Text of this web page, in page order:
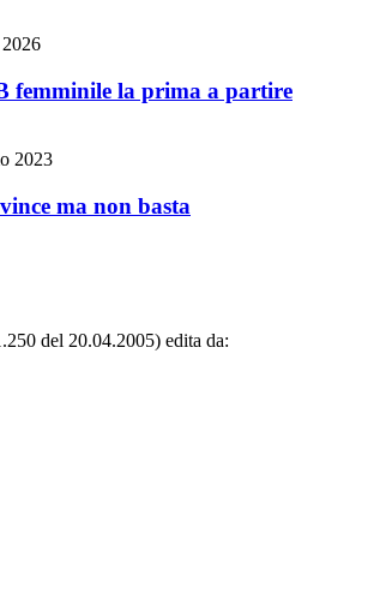
femminile la prima a partire
2023
ma non basta
del 20.04.2005) edita da: